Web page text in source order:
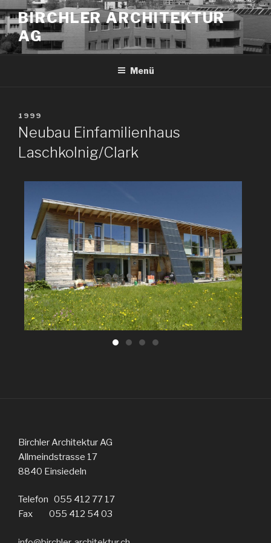
BIRCHLER ARCHITEKTUR
AG
Menü
1999
Neubau Einfamilienhaus
Laschkolnig/Clark
Birchler Architektur AG
Allmeindstrasse 17
8840 Einsiedeln
Telefon 055 412 77 17
Fax 055 412 54 03